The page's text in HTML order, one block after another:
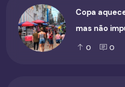
Copa
mas não
0 0